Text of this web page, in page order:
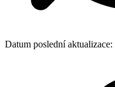
Datum poslední aktualizace: